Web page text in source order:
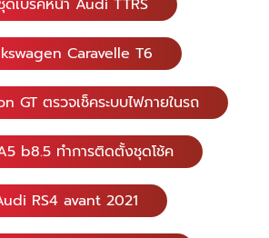
ดเบรคหน้า Audi TTRS
Caravelle T6
GT ตรวจเช็คระบบไฟภายในรถ
b8.5 ทำการติดตั้งชุดโช้ค
RS4 avant 2021